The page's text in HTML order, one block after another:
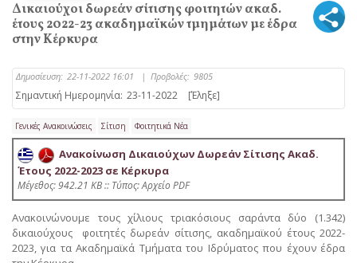
Δικαιούχοι δωρεάν σίτισης φοιτητών ακαδ.
έτους 2022-23 ακαδημαϊκών τμημάτων με έδρα
στην Κέρκυρα
Δημοσίευση: 22-11-2022 16:01 | Προβολές: 9805
Σημαντική Ημερομηνία: 23-11-2022 [Έληξε]
Γενικές Ανακοινώσεις Σίτιση Φοιτητικά Νέα
Ανακοίνωση Δικαιούχων Δωρεάν Σίτισης Ακαδ.
Έτους 2022-2023 σε Κέρκυρα
Mέγεθος: 942.21 KB :: Τύπος: Αρχείο PDF
Ανακοινώνουμε τους χίλιους τριακόσιους σαράντα δύο (1.342)
δικαιούχους φοιτητές δωρεάν σίτισης, ακαδημαϊκού έτους 2022-
2023, για τα Ακαδημαϊκά Τμήματα του Ιδρύματος που έχουν έδρα